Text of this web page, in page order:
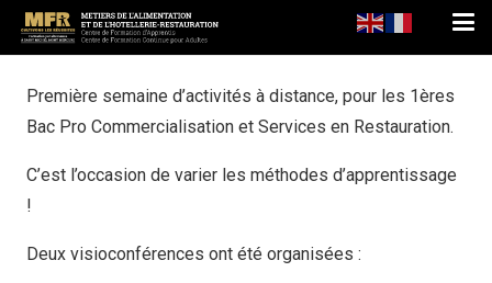
Première semaine d’activités à distance, pour les 1ères
Bac Pro Commercialisation et Services en Restauration.
C’est l’occasion de varier les méthodes d’apprentissage
!
Deux visioconférences ont été organisées :